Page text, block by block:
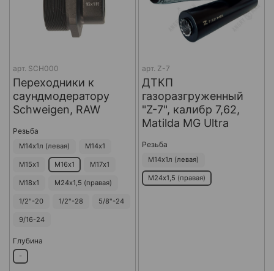
арт. SCH000
Переходники к
саундмодератору
Schweigen, RAW
Резьба
М14х1л (левая) М14х1
М15х1 М16х1 М17х1
М18х1 М24х1,5 (правая)
1/2"-20 1/2"-28 5/8"-24
9/16-24
Глубина
-
арт. Z-7
ДТКП
газоразгруженный
"Z-7", калибр 7,62,
Matilda MG Ultra
Резьба
М14х1л (левая)
М24х1,5 (правая)